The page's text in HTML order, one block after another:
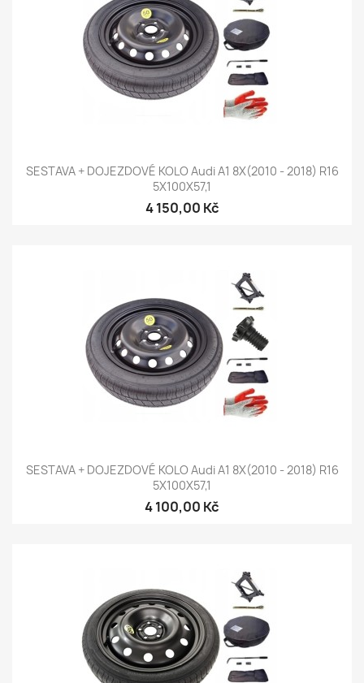
SESTAVA + DOJEZDOVÉ KOLO Audi A1 8X(2010 - 2018) R16
5X100X57,1
4 150,00 Kč
SESTAVA + DOJEZDOVÉ KOLO Audi A1 8X(2010 - 2018) R16
5X100X57,1
4 100,00 Kč